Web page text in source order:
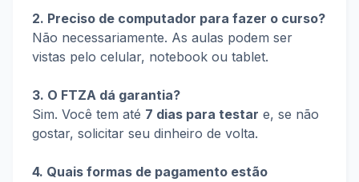
2. Preciso de computador para fazer o curso?
Não necessariamente. As aulas podem ser
vistas pelo celular, notebook ou tablet.
3. O FTZA dá garantia?
Sim. Você tem até 7 dias para testar e, se não
gostar, solicitar seu dinheiro de volta.
4. Quais formas de pagamento estão